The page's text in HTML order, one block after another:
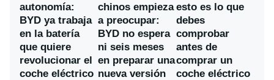
autonomía:
BYD ya trabaja
en la batería
que quiere
revolucionar el
coche eléctrico
chinos empieza
a preocupar:
BYD no espera
ni seis meses
en preparar una
nueva versión
esto es lo que
debes
comprobar
antes de
comprar un
coche eléctrico